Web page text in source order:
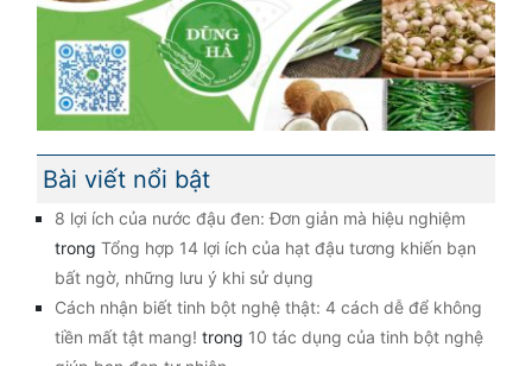
Bài viết nổi bật
8 lợi ích của nước đậu đen: Đơn giản mà hiệu nghiệm
trong Tổng hợp 14 lợi ích của hạt đậu tương khiến bạn
bất ngờ, những lưu ý khi sử dụng
Cách nhận biết tinh bột nghệ thật: 4 cách dễ để không
tiền mất tật mang! trong 10 tác dụng của tinh bột nghệ